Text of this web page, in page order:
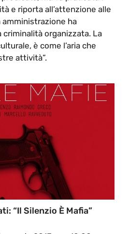
e riporta all’attenzione alle
ha
organizzata. La
è come l’aria che
attività”.
“Il Silenzio È Mafia”